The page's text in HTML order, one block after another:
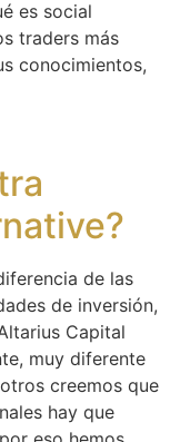
es social
traders más
conocimientos,
de las
de inversión,
Capital
muy diferente
creemos que
hay que